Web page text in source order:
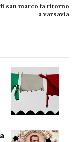
san marco fa ritorno
a varsavia